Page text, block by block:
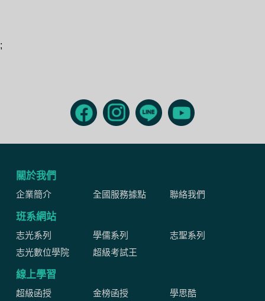
;
關於我們
企業簡介 全國服務據點 聯絡我們
班系網站
志光系列 學儒系列
志聖系列
志光數位學院
超級考試王
線上學習
超級函授 金榜函授 學思酷